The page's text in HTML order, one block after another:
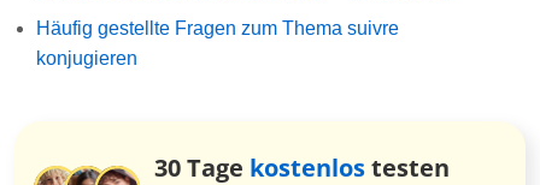
Häufig gestellte Fragen zum Thema suivre
konjugieren
30 Tage kostenlostesten